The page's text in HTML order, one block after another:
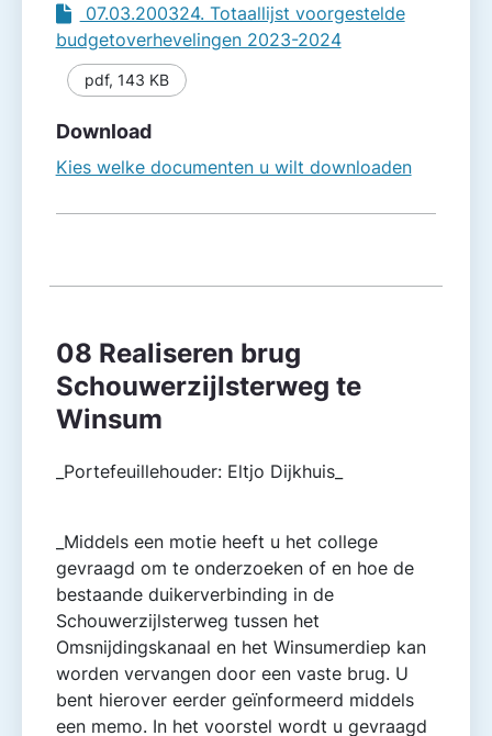
07.03.200324. Totaallijst voorgestelde
budgetoverhevelingen 2023-2024
pdf, 143 KB
Download
Kies welke documenten u wilt downloaden
08 Realiseren brug
Schouwerzijlsterweg te
Winsum
_Portefeuillehouder: Eltjo Dijkhuis_
_Middels een motie heeft u het college
gevraagd om te onderzoeken of en hoe de
bestaande duikerverbinding in de
Schouwerzijlsterweg tussen het
Omsnijdingskanaal en het Winsumerdiep kan
worden vervangen door een vaste brug. U
bent hierover eerder geïnformeerd middels
een memo. In het voorstel wordt u gevraagd